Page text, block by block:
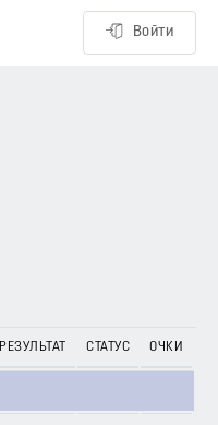
Войти
РЕЗУЛЬТАТ СТАТУС ОЧКИ